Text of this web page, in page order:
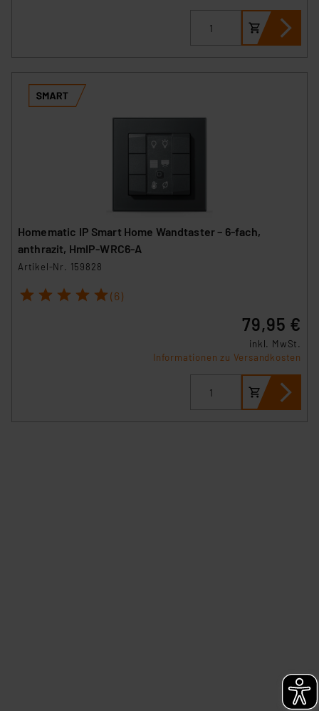
Homematic IP Smart Home Wandtaster – 6-fach,
anthrazit, HmIP-WRC6-A
Artikel-Nr. 159828
1 2 3 4 5 (6)
79,95 €
inkl. MwSt.
Informationen zu Versandkosten